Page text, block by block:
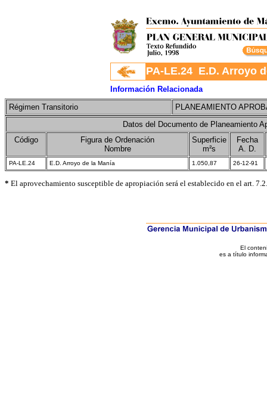
PA-LE.24 E.D. Arroyo
Información Relacionada
Régimen Transitorio
PLANEAMIENTO
Datos del Documento de Planeamiento
Código
Figura de Ordenación
Nombre
Superficie
m²s
Fecha
A. D.
PA-LE.24 E.D. Arroyo de la Manía 1.050,87 26-12-91
* El aprovechamiento susceptible de apropiación será el establecido en el art.
El
es a título